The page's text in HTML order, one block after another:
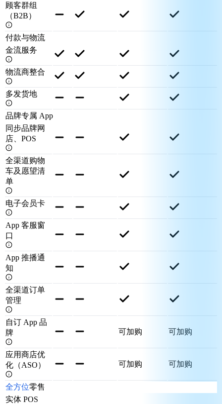
顾客群组
（B2B）
付款与物流
金流服务
物流商整合
多发货地
品牌专属 App
同步品牌网
店、POS
全渠道购物
车及愿望清
单
电子会员卡
App 客服窗
口
App 推播通
知
全渠道订单
管理
自订 App 品
牌
可加购 可加购
应用商店优
化（ASO）
可加购 可加购
全方位零售
实体 POS